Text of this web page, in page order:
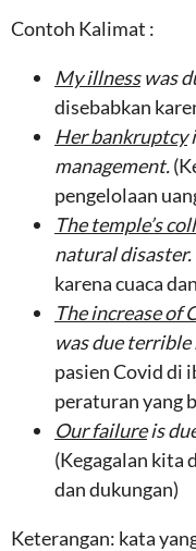
Contoh Kalimat :
Myillnesswas
disebabkan
Herbankruptcy
management.
pengelolaan
Thetemple’s
natural disaster.
karena cuaca
Theincrease of
was due terrible
pasien Covid di
peraturan yang
Ourfailureis
(Kegagalan kita
dan dukungan)
Keterangan: kata